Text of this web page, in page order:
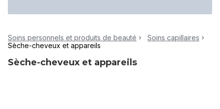
Soins personnels et produits de beauté
Soins capillaires
Sèche-cheveux et appareils
Sèche-cheveux et appareils